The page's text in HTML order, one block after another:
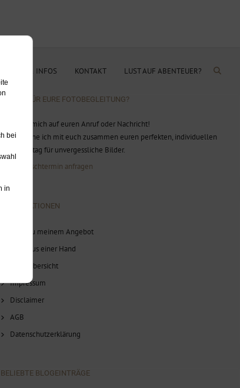
PREISE & INFOS KONTAKT LUST AUF ABENTEUER?
BEREIT FÜR EURE FOTOBEGLEITUNG?
Ich freue mich auf euren Anruf oder Nachricht!
Gerne plane ich mit euch zusammen euren perfekten, individuellen
Hochzeitstag für unvergessliche Bilder.
Jetzt Wunschtermin anfragen
INFORMATIONEN
Infos zu meinem Angebot
Alles aus einer Hand
Blog-Übersicht
Impressum
Disclaimer
AGB
Datenschutzerklärung
BELIEBTE BLOGEINTRÄGE